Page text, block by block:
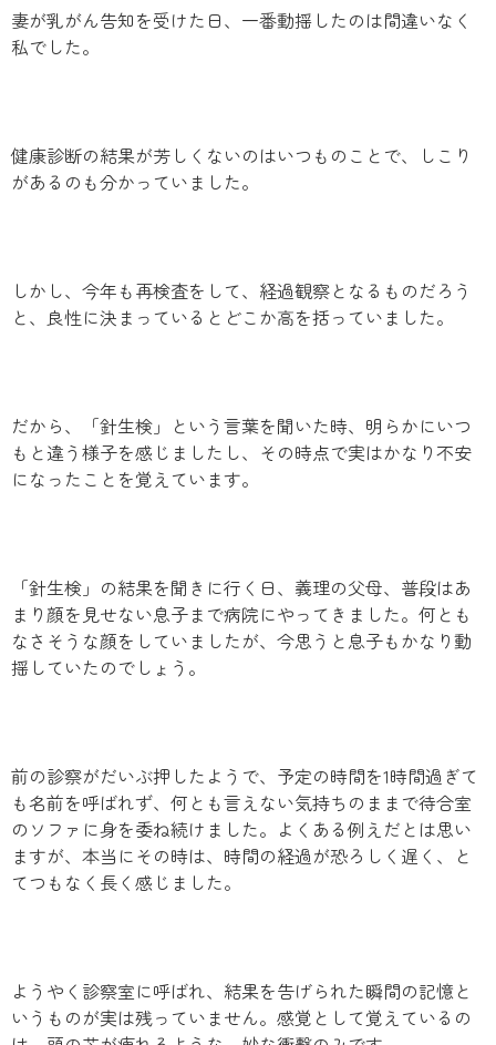
妻が乳がん告知を受けた日、一番動揺したのは間違いなく
私でした。
健康診断の結果が芳しくないのはいつものことで、しこり
があるのも分かっていました。
しかし、今年も再検査をして、経過観察となるものだろう
と、良性に決まっているとどこか高を括っていました。
だから、「針生検」という言葉を聞いた時、明らかにいつ
もと違う様子を感じましたし、その時点で実はかなり不安
になったことを覚えています。
「針生検」の結果を聞きに行く日、義理の父母、普段はあ
まり顔を見せない息子まで病院にやってきました。何とも
なさそうな顔をしていましたが、今思うと息子もかなり動
揺していたのでしょう。
前の診察がだいぶ押したようで、予定の時間を1時間過ぎて
も名前を呼ばれず、何とも言えない気持ちのままで待合室
のソファに身を委ね続けました。よくある例えだとは思い
ますが、本当にその時は、時間の経過が恐ろしく遅く、と
てつもなく長く感じました。
ようやく診察室に呼ばれ、結果を告げられた瞬間の記憶と
いうものが実は残っていません。感覚として覚えているの